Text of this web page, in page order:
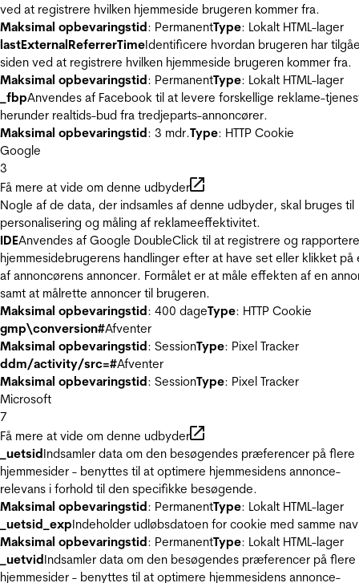
ved at registrere hvilken hjemmeside brugeren kommer fra.
Maksimal opbevaringstid: PermanentType: Lokalt HTML-lager
lastExternalReferrerTimeIdentificere hvordan brugeren har
siden ved at registrere hvilken hjemmeside brugeren kommer fra.
Maksimal opbevaringstid: PermanentType: Lokalt HTML-lager
_fbpAnvendes af Facebook til at levere forskellige reklame-
herunder realtids-bud fra tredjeparts-annoncører.
Maksimal opbevaringstid: 3 mdr.Type: HTTP Cookie
Google
3
Få mere at vide om denne udbyder
Nogle af de data, der indsamles af denne udbyder, skal bruges til
personalisering og måling af reklameeffektivitet.
IDEAnvendes af Google DoubleClick til at registrere og
hjemmesidebrugerens handlinger efter at have set eller klikket på
af annoncørens annoncer. Formålet er at måle effekten af en
samt at målrette annoncer til brugeren.
Maksimal opbevaringstid: 400 dageType: HTTP Cookie
gmp\conversion#Afventer
Maksimal opbevaringstid: SessionType: Pixel Tracker
ddm/activity/src=#Afventer
Maksimal opbevaringstid: SessionType: Pixel Tracker
Microsoft
7
Få mere at vide om denne udbyder
_uetsidIndsamler data om den besøgendes præferencer på flere
hjemmesider - benyttes til at optimere hjemmesidens annonce-
relevans i forhold til den specifikke besøgende.
Maksimal opbevaringstid: PermanentType: Lokalt HTML-lager
_uetsid_expIndeholder udløbsdatoen for cookie med samme
Maksimal opbevaringstid: PermanentType: Lokalt HTML-lager
_uetvidIndsamler data om den besøgendes præferencer på flere
hjemmesider - benyttes til at optimere hjemmesidens annonce-